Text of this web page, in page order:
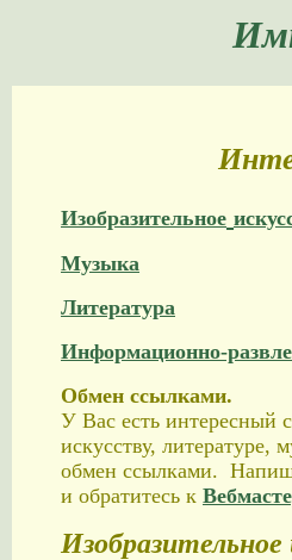
Изобразительное
Музыка
Литература
Информационно-
Обмен ссылками.
У Вас есть интересный
искусству, литературе,
обмен ссылками.
и обратитесь к
Изобразительное